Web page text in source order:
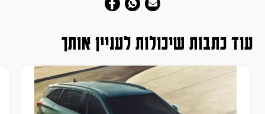
עוד כתבות שיכולות לעניין אותך